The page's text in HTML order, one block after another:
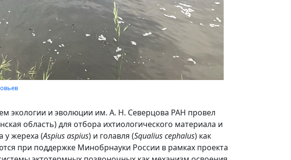
экологии и эволюции им. А. Н. Северцова РАН провел
область) для отбора ихтиологического материала и
у жереха (Aspius aspius) и голавля (Squalius cephalus) как
при поддержке Минобрнауки России в рамках проекта